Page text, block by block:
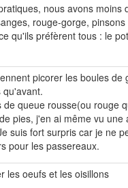
nous avons moins
rouge-gorge,
qu'ils préfèrent tous : le
picorer les boules de
queue rousse(ou rouge
pies, j'en ai même vu une
suis fort surpris car je ne
pour les passereaux.
les oeufs et les oisillons